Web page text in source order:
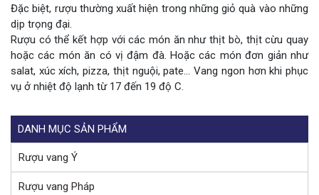
Đặc biệt, rượu thường xuất hiện trong những giỏ quà vào những
dịp trọng đại.
Rượu có thể kết hợp với các món ăn như thịt bò, thịt cừu quay
hoặc các món ăn có vị đậm đà. Hoặc các món đơn giản như
salat, xúc xích, pizza, thịt nguội, pate… Vang ngon hơn khi phục
vụ ở nhiệt độ lạnh từ 17 đến 19 độ C.
DANH MỤC SẢN PHẨM
Rượu vang Ý
Rượu vang Pháp